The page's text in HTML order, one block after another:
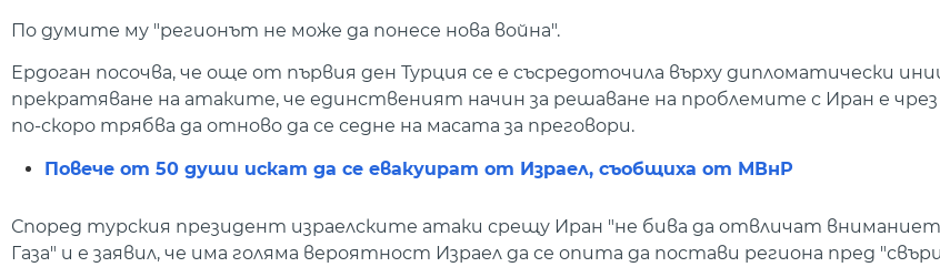
По думите му "регионът не може да понесе нова война".
Ердоган посочва, че още от първия ден Турция се е съсредоточила върху дипломатически
прекратяване на атаките, че единственият начин за решаване на проблемите с Иран е чрез
по-скоро трябва да отново да се седне на масата за преговори.
Повече от 50 души искат да се евакуират от Израел, съобщиха от МВнР
Според турския президент израелските атаки срещу Иран "не бива да отвличат
Газа" и е заявил, че има голяма вероятност Израел да се опита да постави региона пред